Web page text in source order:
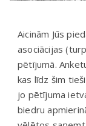
Aicinām Jūs
asociācijas
pētījumā.
kas līdz šim
jo pētījuma
biedru